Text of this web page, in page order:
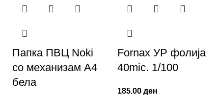
Папка ПВЦ Noki
со механизам А4
бела
Fornax УР фолија
40mic. 1/100
185.00 ден